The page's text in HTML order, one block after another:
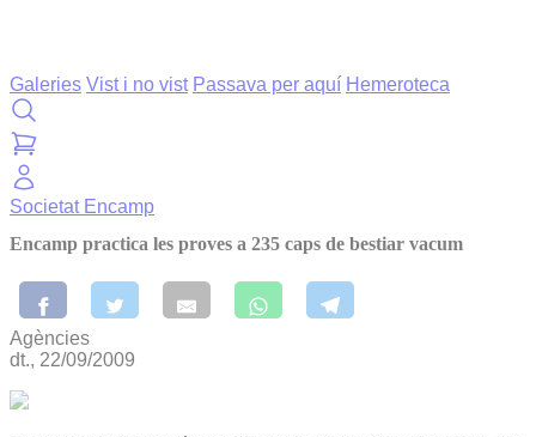
Galeries Vist i no vist Passava per aquí Hemeroteca
Societat Encamp
Encamp practica les proves a 235 caps de bestiar vacum
Agències
dt., 22/09/2009